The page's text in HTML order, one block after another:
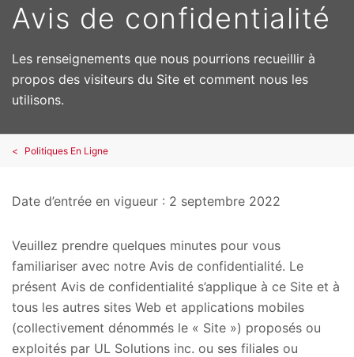
Avis de confidentialité
Les renseignements que nous pourrions recueillir à
propos des visiteurs du Site et comment nous les
utilisons.
Politiques En Ligne
Date d’entrée en vigueur : 2 septembre 2022
Veuillez prendre quelques minutes pour vous
familiariser avec notre Avis de confidentialité. Le
présent Avis de confidentialité s’applique à ce Site et à
tous les autres sites Web et applications mobiles
(collectivement dénommés le « Site ») proposés ou
exploités par UL Solutions inc. ou ses filiales ou